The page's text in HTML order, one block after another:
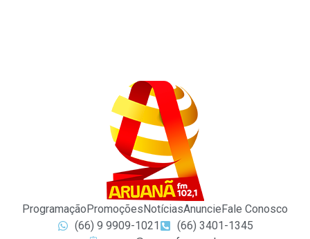
ProgramaçãoPromoçõesNotíciasAnuncieFale Conosco
(66) 9 9909-1021
(66) 3401-1345